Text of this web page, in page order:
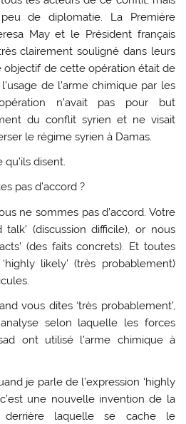
de diplomatie. La Première
May et le Président français
clairement souligné dans leurs
objectif de cette opération était de
de l’arme chimique par les
n’avait pas pour but
du conflit syrien et ne visait
le régime syrien à Damas.
qu’ils disent.
pas d’accord ?
ne sommes pas d’accord. Votre
talk’ (discussion difficile), or nous
(des faits concrets). Et toutes
likely’ (très probablement)
vous dites ‘très probablement’,
selon laquelle les forces
ont utilisé l’arme chimique à
je parle de l’expression ‘highly
une nouvelle invention de la
derrière laquelle se cache le